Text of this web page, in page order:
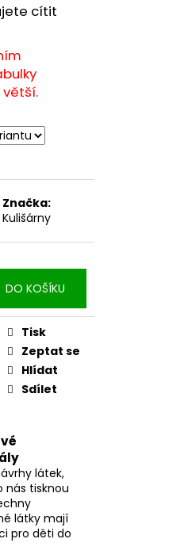
cítit
Značka:
Kulišárny
DO KOŠÍKU
Tisk
Zeptat se
Hlídat
Sdílet
látek,
nás tisknou
látky mají
pro děti do